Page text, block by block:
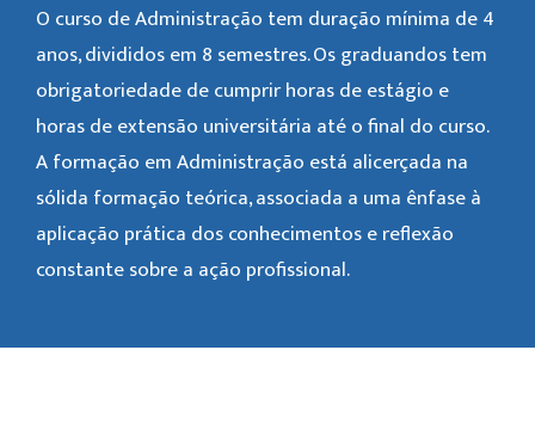
O curso de Administração tem duração mínima de 4
anos, divididos em 8 semestres. Os graduandos tem
obrigatoriedade de cumprir horas de estágio e
horas de extensão universitária até o final do curso.
A formação em Administração está alicerçada na
sólida formação teórica, associada a uma ênfase à
aplicação prática dos conhecimentos e reflexão
constante sobre a ação profissional.